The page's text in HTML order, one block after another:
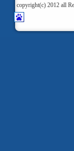
copyright(c) 2012 all